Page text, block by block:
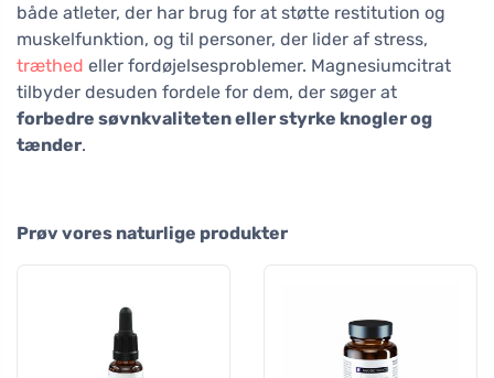
både atleter, der har brug for at støtte restitution og
muskelfunktion, og til personer, der lider af stress,
træthed eller fordøjelsesproblemer. Magnesiumcitrat
tilbyder desuden fordele for dem, der søger at
forbedre søvnkvaliteten eller styrke knogler og
tænder.
Prøv vores naturlige produkter